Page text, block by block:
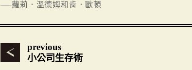
──蘿莉．溫德姆和肯．歐頓
previous
小公司生存術